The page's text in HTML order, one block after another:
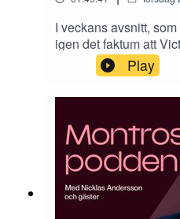
I veckans avsnitt,
igen det faktum att
efter en veckas
solkusten (numera).
strukturella
miljonärer agerat på
halvårsavstämning,
bjudits på så här
er,Nicklas & VictorDe
både öka och minska
säkert att du får
Historisk avkastning
Play